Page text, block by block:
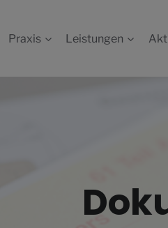
Praxis Leistungen